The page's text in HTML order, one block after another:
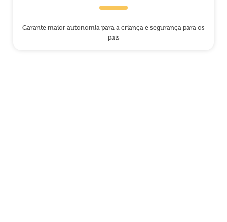
Garante maior autonomia para a criança e segurança para os
pais